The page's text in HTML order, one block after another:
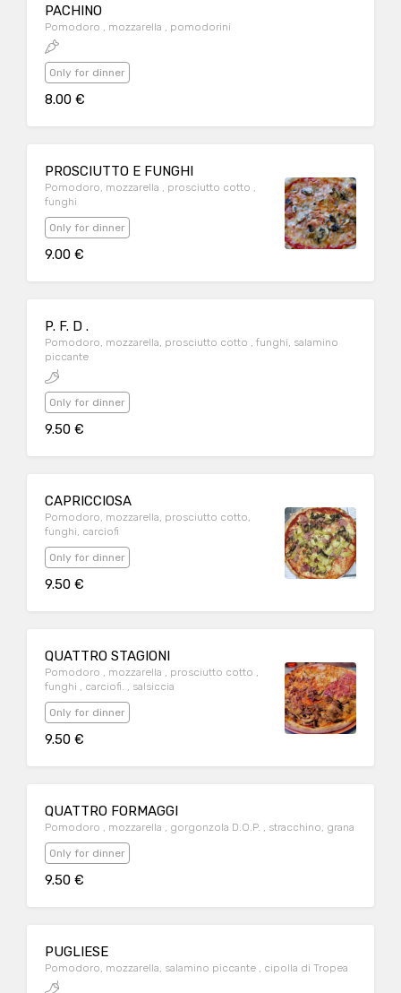
PACHINO
Pomodoro , mozzarella , pomodorini
Only for dinner
8.00 €
PROSCIUTTO E FUNGHI
Pomodoro, mozzarella , prosciutto cotto ,
funghi
Only for dinner
9.00 €
P. F. D .
Pomodoro, mozzarella, prosciutto cotto , funghi, salamino
piccante
Only for dinner
9.50 €
CAPRICCIOSA
Pomodoro, mozzarella, prosciutto cotto,
funghi, carciofi
Only for dinner
9.50 €
QUATTRO STAGIONI
Pomodoro , mozzarella , prosciutto cotto ,
funghi , carciofi. , salsiccia
Only for dinner
9.50 €
QUATTRO FORMAGGI
Pomodoro , mozzarella , gorgonzola D.O.P. , stracchino, grana
Only for dinner
9.50 €
PUGLIESE
Pomodoro, mozzarella, salamino piccante , cipolla di Tropea